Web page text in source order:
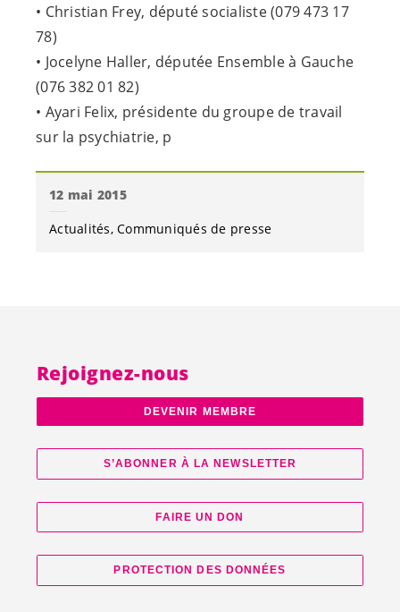
• Christian Frey, député socialiste (079 473 17
78)
• Jocelyne Haller, députée Ensemble à Gauche
(076 382 01 82)
• Ayari Felix, présidente du groupe de travail
sur la psychiatrie, p
12 mai 2015
Actualités Communiqués de presse
Rejoignez-nous
DEVENIR MEMBRE
S’ABONNER À LA NEWSLETTER
FAIRE UN DON
PROTECTION DES DONNÉES